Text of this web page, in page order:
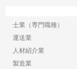
士業（専門職種）
運送業
人材紹介業
製造業